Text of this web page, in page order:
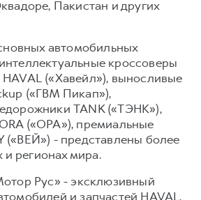
Пакистан и других
автомобильных
кроссоверы
(«Хавейл»), выносливые
(«ГВМ Пикап»),
TANK («ТЭНК»),
(«ОРА»), премиальные
(«ВЕЙ») - представлены более
и регионах мира.
Рус» - эксклюзивный
и запчастей HAVAL,